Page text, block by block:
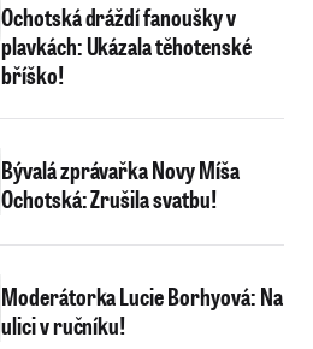
Ochotská dráždí fanoušky v
plavkách: Ukázala těhotenské
bříško!
Bývalá zprávařka Novy Míša
Ochotská: Zrušila svatbu!
Moderátorka Lucie Borhyová: Na
ulici v ručníku!